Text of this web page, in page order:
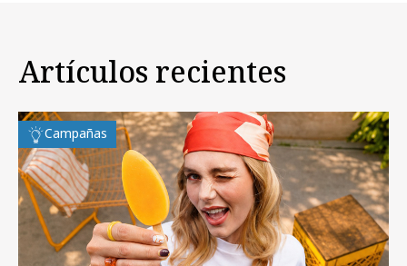
Artículos recientes
Campañas